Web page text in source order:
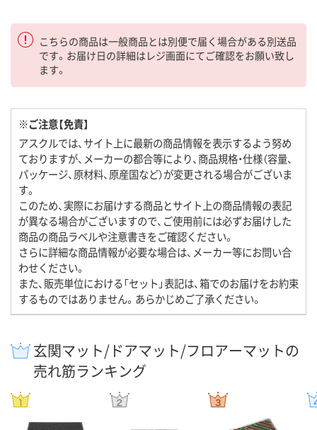
こちらの商品は一般商品とは別便で届く場合がある別送品
です。お届け日の詳細はレジ画面にてご確認をお願い致し
ます。
※ご注意【免責】
アスクルでは、サイト上に最新の商品情報を表示するよう努め
ておりますが、メーカーの都合等により、商品規格・仕様（容量、
パッケージ、原材料、原産国など）が変更される場合がございま
す。
このため、実際にお届けする商品とサイト上の商品情報の表記
が異なる場合がございますので、ご使用前には必ずお届けした
商品の商品ラベルや注意書きをご確認ください。
さらに詳細な商品情報が必要な場合は、メーカー等にお問い合
わせください。
また、販売単位における「セット」表記は、箱でのお届けをお約束
するものではありません。あらかじめご了承ください。
玄関マット/ドアマット/フロアーマットの
売れ筋ランキング